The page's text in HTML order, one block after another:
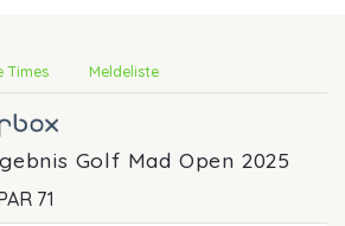
Times Meldeliste
Golf Mad Open 2025
71